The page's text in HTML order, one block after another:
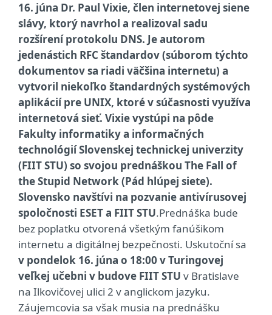
16. júna Dr. Paul Vixie, člen internetovej siene
slávy, ktorý navrhol a realizoval sadu
rozšírení protokolu DNS. Je autorom
jedenástich RFC štandardov (súborom týchto
dokumentov sa riadi väčšina internetu) a
vytvoril niekoľko štandardných systémových
aplikácií pre UNIX, ktoré v súčasnosti využíva
internetová sieť. Vixie vystúpi na pôde
Fakulty informatiky a informačných
technológií Slovenskej technickej univerzity
(FIIT STU) so svojou prednáškou The Fall of
the Stupid Network (Pád hlúpej siete).
Slovensko navštívi na pozvanie antivírusovej
spoločnosti ESET a FIIT STU.Prednáška bude
bez poplatku otvorená všetkým fanúšikom
internetu a digitálnej bezpečnosti. Uskutoční sa
v pondelok 16. júna o 18:00 v Turingovej
veľkej učebni v budove FIIT STU v Bratislave
na Ilkovičovej ulici 2 v anglickom jazyku.
Záujemcovia sa však musia na prednášku